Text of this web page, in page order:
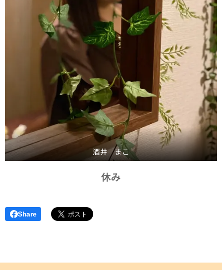
酒井 まこ
休み
Share